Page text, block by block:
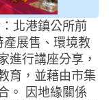
北港鎮公所前
產展售、環境教
進行講座分享，
育，並藉由市集
。 因地緣關係